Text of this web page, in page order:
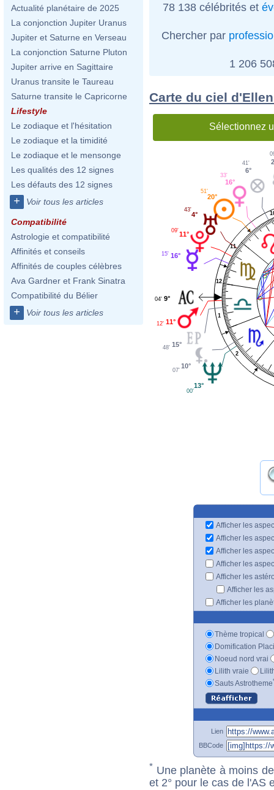
Actualité planétaire de 2025
La conjonction Jupiter Uranus
Jupiter et Saturne en Verseau
La conjonction Saturne Pluton
Jupiter arrive en Sagittaire
Uranus transite le Taureau
Saturne transite le Capricorne
Lifestyle
Le zodiaque et l'hésitation
Le zodiaque et la timidité
Le zodiaque et le mensonge
Les qualités des 12 signes
Les défauts des 12 signes
+ Voir tous les articles
Compatibilité
Astrologie et compatibilité
Affinités et conseils
Affinités de couples célèbres
Ava Gardner et Frank Sinatra
Compatibilité du Bélier
+ Voir tous les articles
78 138 célébrités et
Chercher par
1 206
Carte du ciel
Sélectionnez
1
2
11
12
6°
41'
16°
33'
20°
51'
4°
43'
11°
09'
16°
15'
9°
04'
11°
12'
15°
48'
10°
07'
13°
00'
Afficher les
Afficher les
Afficher les
Afficher les
Afficher les
Afficher les
Afficher les
Thème tropical
Domification
Noeud nord vrai
Lilith vraie
Sauts Astrotheme
Lien
BBCode
* Une planète à moins
et 2° pour le cas de l'AS